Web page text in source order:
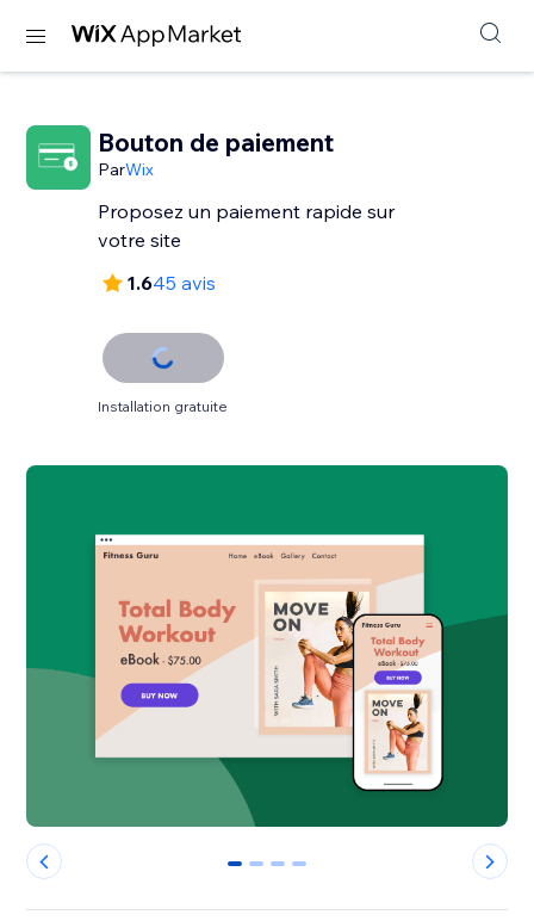
Bouton de paiement
ParWix
Proposez un paiement rapide sur
votre site
1.645 avis
Installation gratuite
0 1 2 3